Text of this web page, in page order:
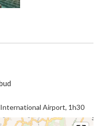
International Airport, 1h30